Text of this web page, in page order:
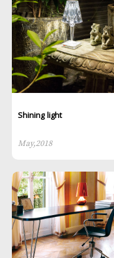
Shining light
May,2018